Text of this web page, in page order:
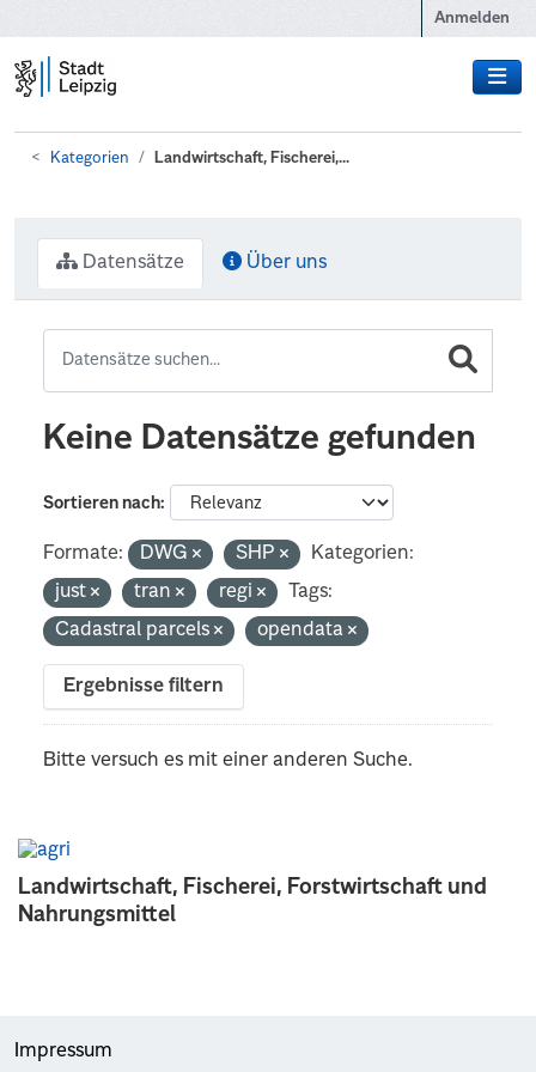
Anmelden
Kategorien Landwirtschaft, Fischerei,...
Landwirtschaft, Fischerei, Forstwirtschaft und
Nahrungsmittel
Datensätze Über uns
Keine Datensätze gefunden
Sortieren nach
Formate: DWG SHP
Kategorien:
just
tran regi
Tags:
Cadastral parcels
opendata
Ergebnisse filtern
Bitte versuch es mit einer anderen Suche.
Impressum